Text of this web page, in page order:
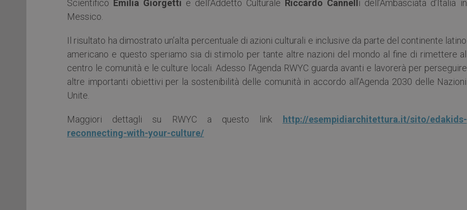
Scientifico Emilia Giorgetti e dell’Addetto Culturale Riccardo Cannelli dell’Ambasciata d’Italia in
Messico.
Il risultato ha dimostrato un’alta percentuale di azioni culturali e inclusive da parte del continente latino
americano e questo speriamo sia di stimolo per tante altre nazioni del mondo al fine di rimettere al
centro le comunità e le culture locali. Adesso l’Agenda RWYC guarda avanti e lavorerà per perseguire
altre importanti obiettivi per la sostenibilità delle comunità in accordo all’Agenda 2030 delle Nazioni
Unite.
Maggiori dettagli su RWYC a questo link http://esempidiarchitettura.it/sito/edakids-
reconnecting-with-your-culture/